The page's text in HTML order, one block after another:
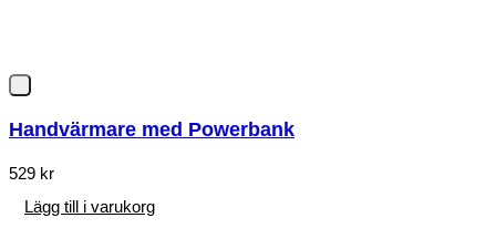
Handvärmare med Powerbank
529 kr
Lägg till i varukorg